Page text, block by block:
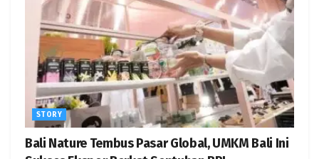
STORY
Bali Nature Tembus Pasar Global, UMKM Bali Ini